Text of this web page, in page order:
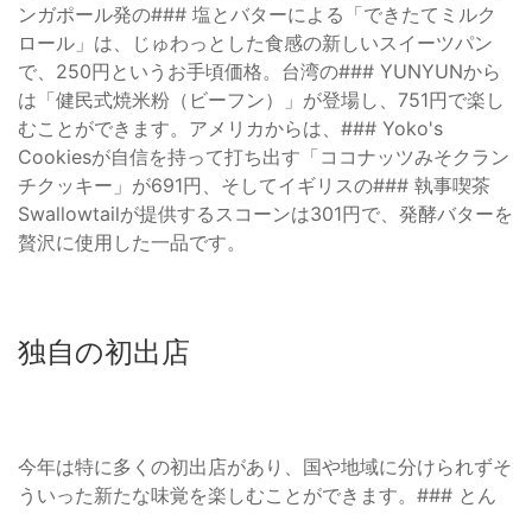
ンガポール発の### 塩とバターによる「できたてミルク
ロール」は、じゅわっとした食感の新しいスイーツパン
で、250円というお手頃価格。台湾の### YUNYUNから
は「健民式焼米粉（ビーフン）」が登場し、751円で楽し
むことができます。アメリカからは、### Yoko's
Cookiesが自信を持って打ち出す「ココナッツみそクラン
チクッキー」が691円、そしてイギリスの### 執事喫茶
Swallowtailが提供するスコーンは301円で、発酵バターを
贅沢に使用した一品です。
独自の初出店
今年は特に多くの初出店があり、国や地域に分けられずそ
ういった新たな味覚を楽しむことができます。### とん